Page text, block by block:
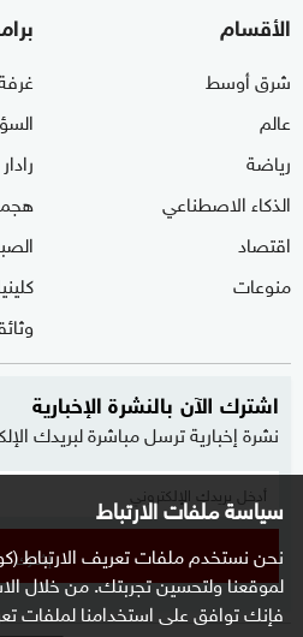
سياسة ملفات الارتباط
نحن نستخدم ملفات تعريف الارتباط
لموقعنا ولتحسين تجربتك. من خلال
فإنك توافق على استخدامنا لملفات
الأقسام
شرق أوسط
عالم
رياضة
الذكاء الاصطناعي
اقتصاد
منوعات
رادار
اشترك الآن بالنشرة الإخبارية
نشرة إخبارية ترسل مباشرة لبريدك
إشترك